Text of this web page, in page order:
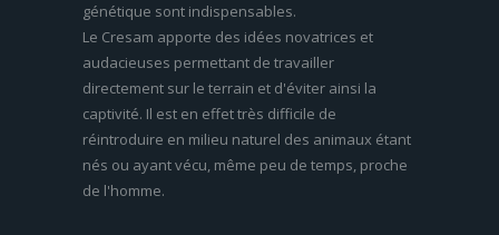
génétique sont indispensables.
Le Cresam apporte des idées novatrices et
audacieuses permettant de travailler
directement sur le terrain et d'éviter ainsi la
captivité. Il est en effet très difficile de
réintroduire en milieu naturel des animaux étant
nés ou ayant vécu, même peu de temps, proche
de l'homme.